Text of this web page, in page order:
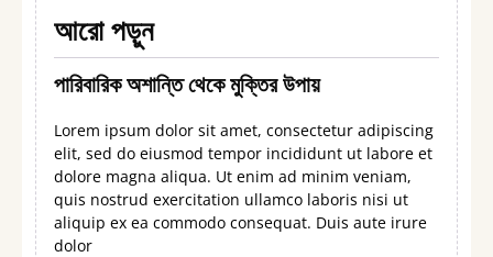
আরো পড়ুন
পারিবারিক অশান্তি থেকে মুক্তির উপায়
Lorem ipsum dolor sit amet, consectetur adipiscing
elit, sed do eiusmod tempor incididunt ut labore et
dolore magna aliqua. Ut enim ad minim veniam,
quis nostrud exercitation ullamco laboris nisi ut
aliquip ex ea commodo consequat. Duis aute irure
dolor